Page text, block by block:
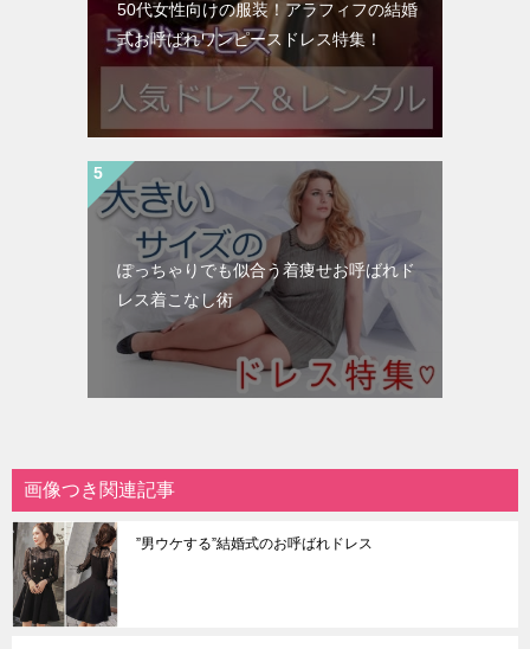
50代女性向けの服装！アラフィフの結婚
式お呼ばれワンピースドレス特集！
ぽっちゃりでも似合う着痩せお呼ばれド
レス着こなし術
画像つき関連記事
”男ウケする”結婚式のお呼ばれドレス